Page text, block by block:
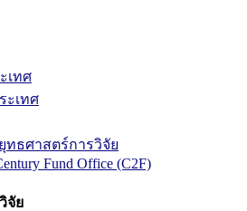
เทศ
ะเทศ
ธศาสตร์การวิจัย
Fund Office (C2F)
จัย